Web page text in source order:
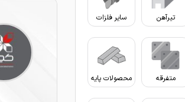
تیرآهن سایر فلزات
متفرقه محصولات پایه